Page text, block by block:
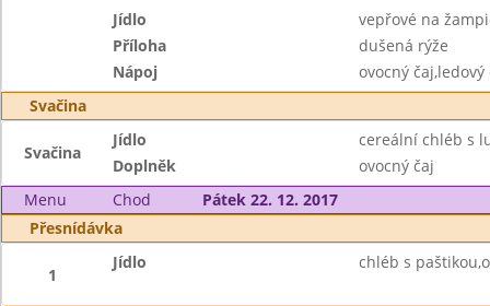
Jídlo
vepřové na
Příloha
dušená rýže
Nápoj
ovocný čaj,ledový
Svačina
Svačina
Jídlo
cereální chléb s
Doplněk
ovocný čaj
Menu
Chod
Pátek 22. 12. 2017
Přesnídávka
1
Jídlo chléb s